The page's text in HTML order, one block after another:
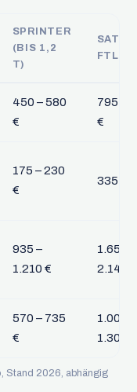
SPRINTER
(BIS 1,2
T)
FTL
450 – 580
€
795 –
€
175 – 230
€
335 –
935 –
1.210 €
1.655 –
2.145 €
570 – 735
€
1.005 –
1.305 €
Stand 2026, abhängig